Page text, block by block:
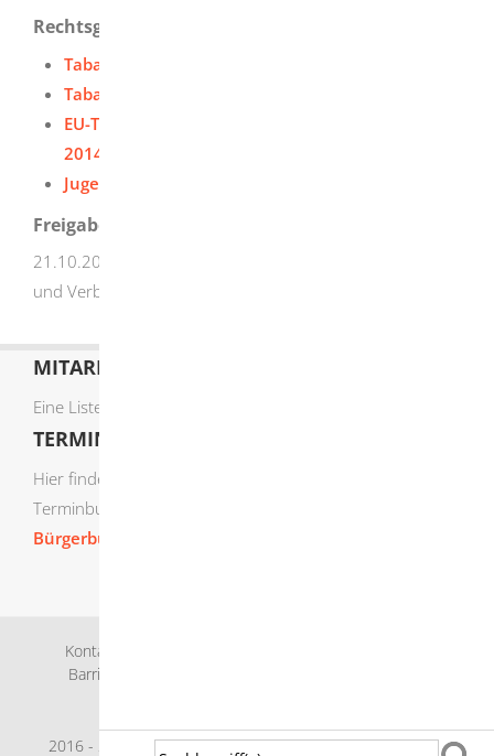
Rechtsgrundlage
Tabakerzeugnisgesetz
Tabakerzeugnisverordnung
EU-Tabakproduktrichtlinie (Richtlinie
2014/40/EU)
Jugendschutzgesetz
Freigabevermerk
21.10.2025 Ministerium für Ernährung, Ländlichen Raum
und Verbraucherschutz Baden-Württemberg
MITARBEITERLISTE
Eine Liste der Mitarbeiter von A-Z finden Sie
TERMIN ONLINE BUCHEN
Hier finden Sie die verfügbaren Sachgebiete zur Online-
Terminbuchung:
Bürgerbüro Termine online buchen
Kontakt
Barrierefreiheit
2016 - 2026 © Herbrechtingen |powered byKomm.ONE